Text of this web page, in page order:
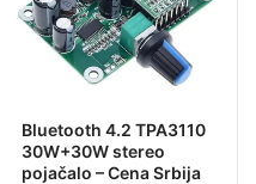
Bluetooth 4.2 TPA3110
30W+30W stereo
pojačalo – Cena Srbija